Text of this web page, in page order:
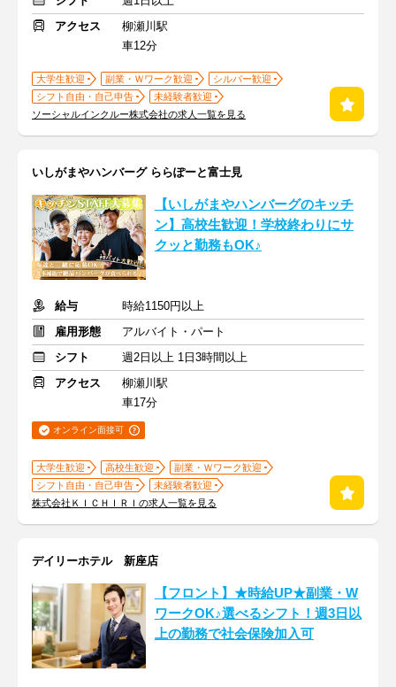
アクセス
柳瀬川駅
車12分
大学生歓迎 副業・Ｗワーク歓迎
シルバー歓迎
シフト自由・自己申告
未経験者歓迎
ソーシャルインクルー株式会社の求人一覧を見る
いしがまやハンバーグ ららぽーと富士見
【いしがまやハンバーグのキッチ
ン】高校生歓迎！学校終わりにサ
クッと勤務もOK♪
給与
時給1150円以上
雇用形態
アルバイト・パート
シフト
週2日以上 1日3時間以上
アクセス
柳瀬川駅
車17分
オンライン面接可
大学生歓迎 高校生歓迎
副業・Ｗワーク歓迎
シフト自由・自己申告
未経験者歓迎
株式会社ＫＩＣＨＩＲＩの求人一覧を見る
デイリーホテル 新座店
【フロント】★時給UP★副業・W
ワークOK♪選べるシフト！週3日以
上の勤務で社会保険加入可